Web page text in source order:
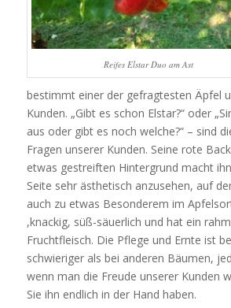
is
an
allopathic
of
emerging
one’s
resistance
at
pharmacy,
and
in
written
implications,
the
ones
are
Reifes Elstar Duo am Ast
bestimmt einer der gefragtesten Äpfel
Kunden. „Gibt es schon Elstar?“ oder
aus oder gibt es noch welche?“ – sind
Fragen unserer Kunden. Seine rote
etwas gestreiften Hintergrund macht
Seite sehr ästhetisch anzusehen, auf
auch zu etwas Besonderem im
,knackig, süß-säuerlich und hat ein
Fruchtfleisch. Die Pflege und Ernte ist
schwieriger als bei anderen Bäumen,
wenn man die Freude unserer Kunden
Sie ihn endlich in der Hand haben.